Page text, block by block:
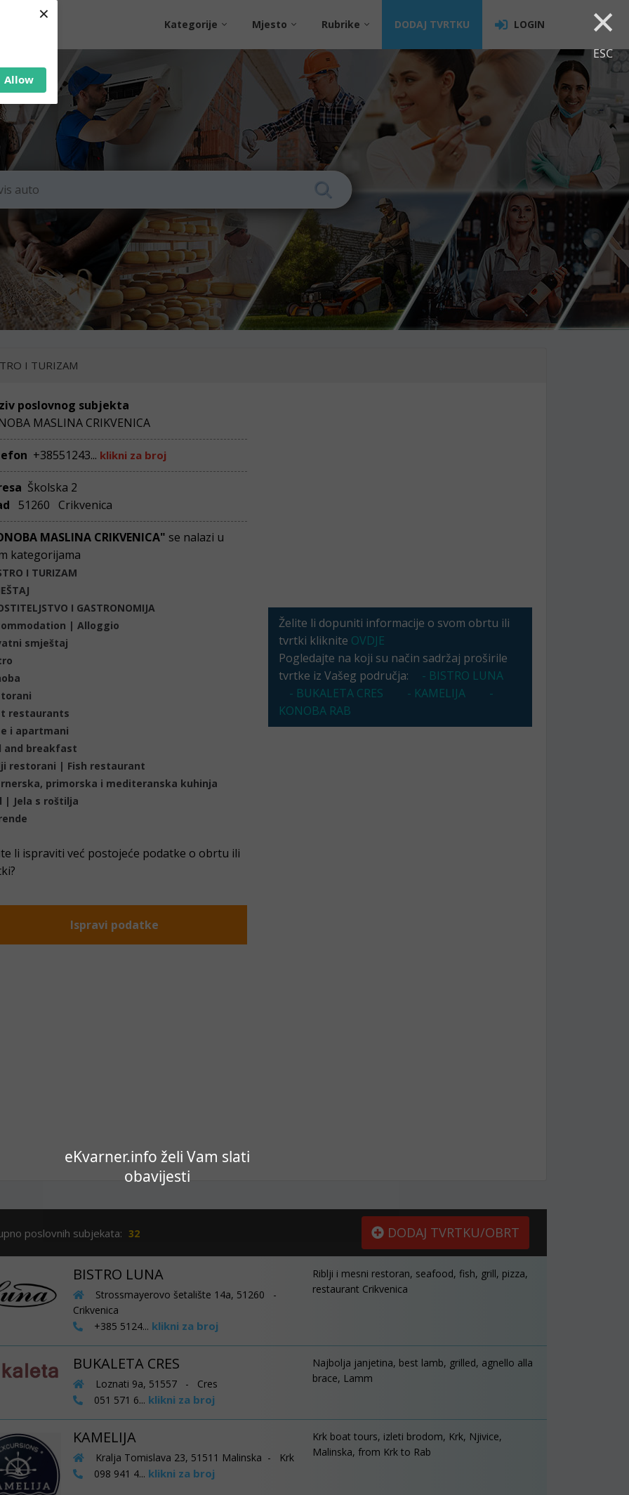
Allow
× ×
ESC
eKvarner.info želi Vam slati
obavijesti
Kategorije Mjesto Rubrike DODAJ TVRTKU LOGIN
I TURIZAM
poslovnog subjekta
MASLINA CRIKVENICA
+38551243... klikni za broj
Školska 2
51260 Crikvenica
MASLINA CRIKVENICA" se nalazi u
kategorijama
I TURIZAM
I GASTRONOMIJA
| Alloggio
smještaj
restaurants
i apartmani
and breakfast
restorani | Fish restaurant
primorska i mediteranska kuhinja
| Jela s roštilja
li ispraviti već postojeće podatke o obrtu ili
Ispravi podatke
Želite li dopuniti informacije o svom obrtu ili
tvrtki kliknite OVDJE
Pogledajte na koji su način sadržaj proširile
tvrtke iz Vašeg područja:
- BISTRO LUNA
- BUKALETA CRES
- KAMELIJA
-
KONOBA RAB
poslovnih subjekata: 32 DODAJ TVRTKU/OBRT
BISTRO LUNA
Strossmayerovo šetalište 14a, 51260 -
Crikvenica
+385 5124... klikni za broj
Riblji i mesni restoran, seafood, fish, grill, pizza,
restaurant Crikvenica
BUKALETA CRES
Loznati 9a, 51557 - Cres
051 571 6... klikni za broj
Najbolja janjetina, best lamb, grilled, agnello alla
brace, Lamm
KAMELIJA
Kralja Tomislava 23, 51511 Malinska - Krk
098 941 4... klikni za broj
Krk boat tours, izleti brodom, Krk, Njivice,
Malinska, from Krk to Rab